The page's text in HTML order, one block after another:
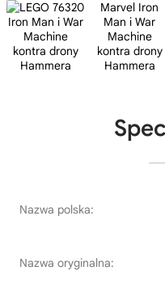
Nazwa polska:
Nazwa oryginalna: